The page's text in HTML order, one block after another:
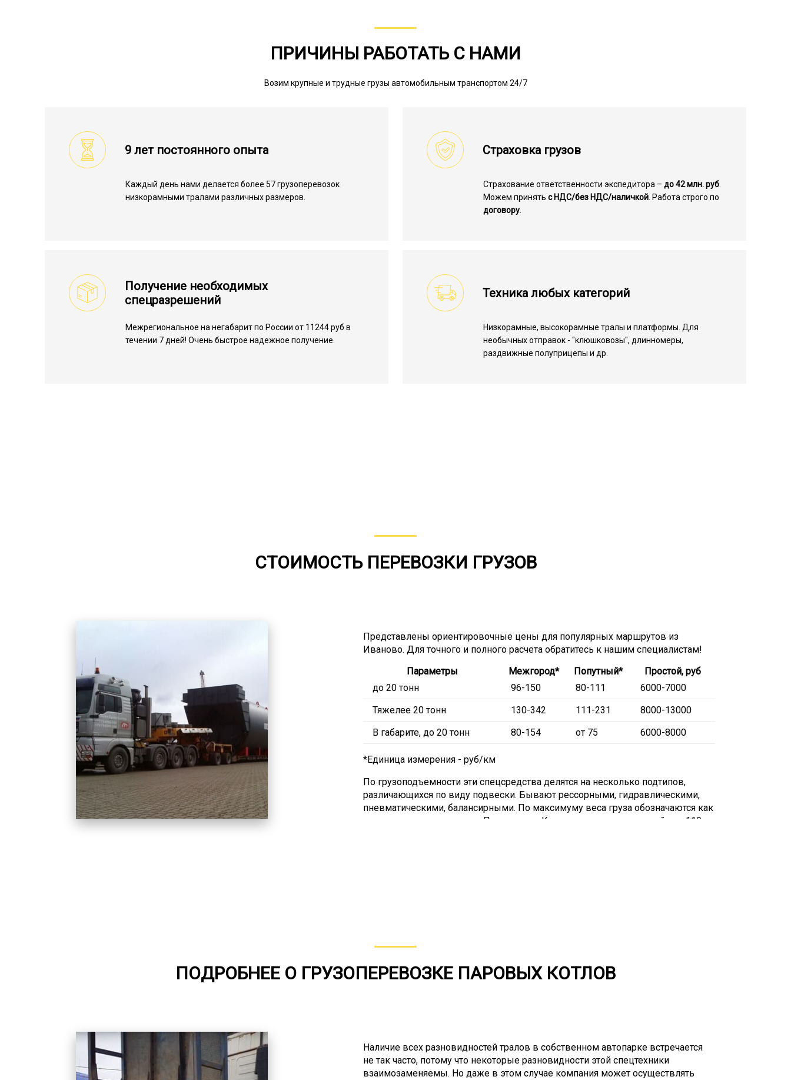
ПРИЧИНЫ РАБОТАТЬ С НАМИ
Возим крупные и трудные грузы автомобильным транспортом 24/7
9 лет постоянного опыта
Каждый день нами делается более 57 грузоперевозок
низкорамными тралами различных размеров.
Страховка грузов
Страхование ответственности экспедитора –до 42 млн. руб
Можем принятьс НДС/без НДС/наличкой . Работа строго по
договору
Получение необходимых
спецразрешений
Межрегиональное на негабарит по России от 11244 руб в
течении 7 дней! Очень быстрое надежное получение.
Техника любых категорий
Низкорамные, высокорамные тралы и платформы. Для
необычных отправок - "клюшковозы", длинномеры,
раздвижные полуприцепы и др.
СТОИМОСТЬ ПЕРЕВОЗКИ ГРУЗОВ
Представлены ориентировочные цены для популярных маршрутов из
Иваново. Для точного и полного расчета обратитесь к нашим специалистам!
Параметры
Межгород* Попутный*
Простой, руб
до 20 тонн
96-150 80-111
6000-7000
Тяжелее 20 тонн
130-342 111-231
8000-13000
В габарите, до 20 тонн
80-154 от 75 6000-8000
*Единица измерения - руб/км
По грузоподъемности эти спецсредства делятся на несколько подтипов,
различающихся по виду подвески. Бывают рессорными, гидравлическими,
пневматическими, балансирными. По максимуму веса груза обозначаются как
тяжелые, средние, легкие. Первые рассКировны на максимальный вес 110
ПОДРОБНЕЕ О ГРУЗОПЕРЕВОЗКЕ ПАРОВЫХ КОТЛОВ
Наличие всех разновидностей тралов в собственном автопарке встречается
не так часто, потому что некоторые разновидности этой спецтехники
взаимозаменяемы. Но даже в этом случае компания может осуществлять